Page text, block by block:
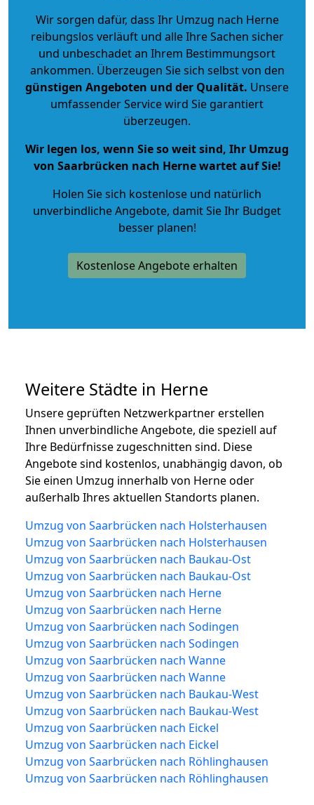
Wir sorgen dafür, dass Ihr Umzug nach Herne
reibungslos verläuft und alle Ihre Sachen sicher
und unbeschadet an Ihrem Bestimmungsort
ankommen. Überzeugen Sie sich selbst von den
günstigen Angeboten und der Qualität. Unsere
umfassender Service wird Sie garantiert
überzeugen.
Wir legen los, wenn Sie so weit sind, Ihr Umzug
von Saarbrücken nach Herne wartet auf Sie!
Holen Sie sich kostenlose und natürlich
unverbindliche Angebote, damit Sie Ihr Budget
besser planen!
Kostenlose Angebote erhalten
Weitere Städte in Herne
Unsere geprüften Netzwerkpartner erstellen
Ihnen unverbindliche Angebote, die speziell auf
Ihre Bedürfnisse zugeschnitten sind. Diese
Angebote sind kostenlos, unabhängig davon, ob
Sie einen Umzug innerhalb von Herne oder
außerhalb Ihres aktuellen Standorts planen.
Umzug von Saarbrücken nach Holsterhausen
Umzug von Saarbrücken nach Holsterhausen
Umzug von Saarbrücken nach Baukau-Ost
Umzug von Saarbrücken nach Baukau-Ost
Umzug von Saarbrücken nach Herne
Umzug von Saarbrücken nach Herne
Umzug von Saarbrücken nach Sodingen
Umzug von Saarbrücken nach Sodingen
Umzug von Saarbrücken nach Wanne
Umzug von Saarbrücken nach Wanne
Umzug von Saarbrücken nach Baukau-West
Umzug von Saarbrücken nach Baukau-West
Umzug von Saarbrücken nach Eickel
Umzug von Saarbrücken nach Eickel
Umzug von Saarbrücken nach Röhlinghausen
Umzug von Saarbrücken nach Röhlinghausen